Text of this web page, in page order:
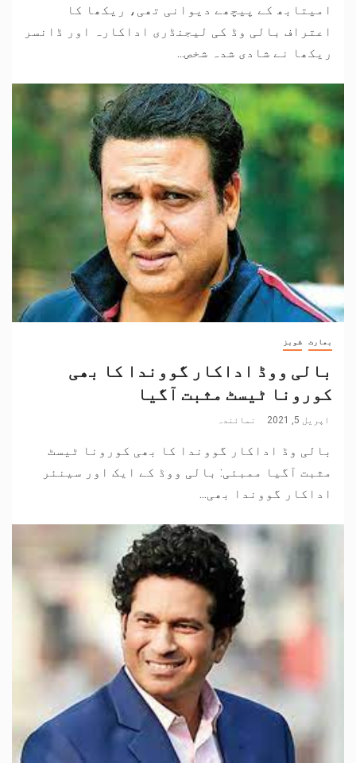
امیتابھ کے پیچھے دیوانی تھی، ریکھا کا
اعتراف بالی وڈ کی لیجنڈری اداکارہ اور ڈانسر
ریکھا نے شادی شدہ شخص...
بھارت شوبز
بالی ووڈ اداکار گووندا کا بھی
کورونا ٹیسٹ مثبت آگیا
اپریل 5, 2021 نمائندہ
بالی وڈ اداکار گووندا کا بھی کورونا ٹیسٹ
مثبت آگیا ممبئی: بالی ووڈ کے ایک اور سینئر
اداکار گووندا بھی...